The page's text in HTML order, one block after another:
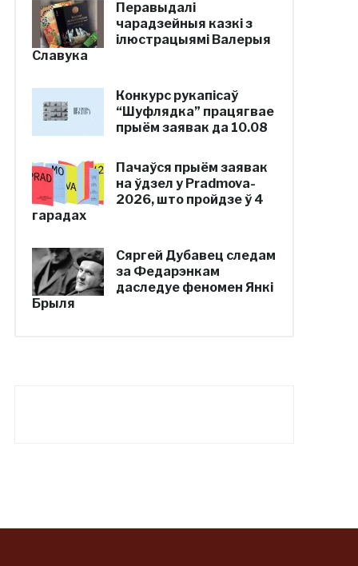
Перавыдалі
чарадзейныя казкі з
ілюстрацыямі Валерыя
Славука
Конкурс рукапісаў
“Шуфлядка” працягвае
прыём заявак да 10.08
Пачаўся прыём заявак
на ўдзел у Pradmova-
2026, што пройдзе ў 4
гарадах
Сяргей Дубавец следам
за Федарэнкам
даследуе феномен Янкі
Брыля